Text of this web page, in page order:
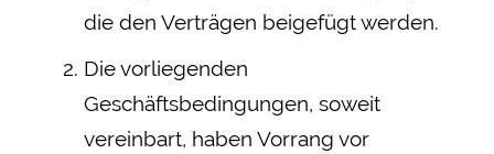
die den Verträgen beigefügt werden.
Die vorliegenden
Geschäftsbedingungen, soweit
vereinbart, haben Vorrang vor